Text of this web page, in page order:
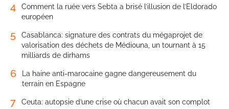
4
Comment la ruée vers Sebta a brisé l’illusion de l’Eldorado
européen
5
Casablanca: signature des contrats du mégaprojet de
valorisation des déchets de Médiouna, un tournant à 15
milliards de dirhams
6
La haine anti-marocaine gagne dangereusement du
terrain en Espagne
7 Ceuta: autopsie d’une crise où chacun avait son complot